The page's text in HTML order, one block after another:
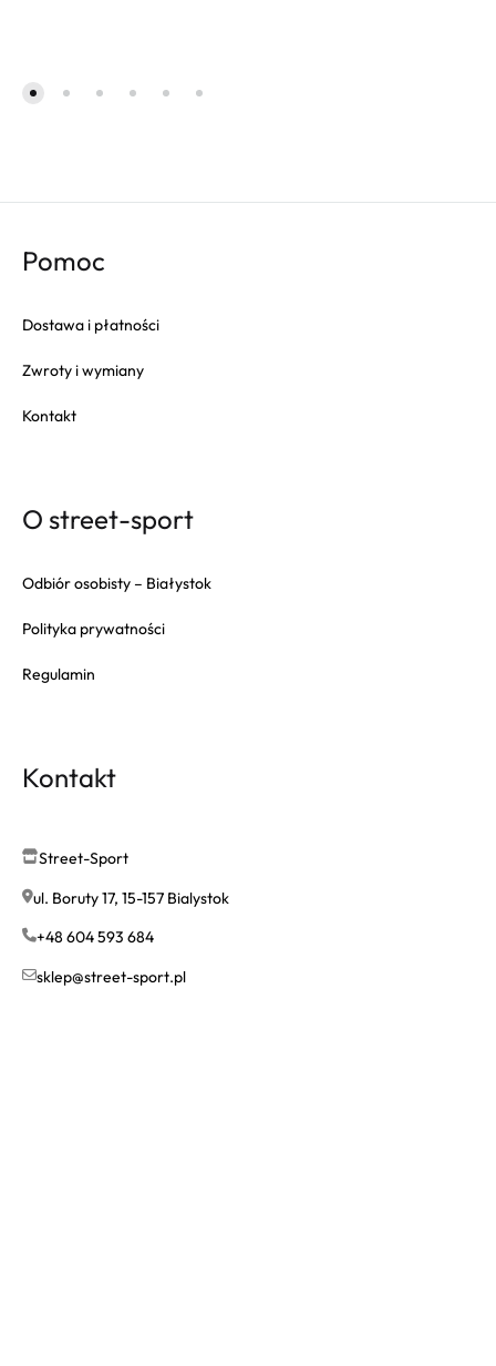
Pomoc
Dostawa i płatności
Zwroty i wymiany
Kontakt
O street-sport
Odbiór osobisty – Białystok
Polityka prywatności
Regulamin
Kontakt
Street-Sport
ul. Boruty 17, 15-157 Bialystok
+48 604 593 684
sklep@street-sport.pl